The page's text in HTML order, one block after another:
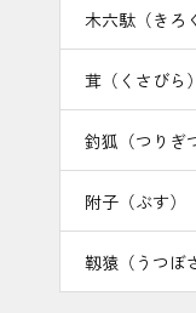
木六駄（きろ
茸（くさびら）
釣狐（つりぎ
附子（ぶす）
靱猿（うつぼ